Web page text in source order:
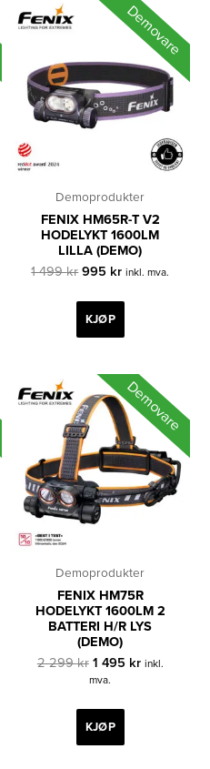
Demovare
Demoprodukter
FENIX HM65R-T V2
HODELYKT 1600LM
LILLA (DEMO)
1 499kr Opprinnelig
var:
1
995 krNåværende
er:
inkl. mva.
KJØP
Demovare
Demoprodukter
FENIX HM75R
HODELYKT 1600LM 2
BATTERI H/R LYS
(DEMO)
2 299kr Opprinnelig
pris
2
299 kr.
1 495 krNåværende
inkl.
mva.
KJØP